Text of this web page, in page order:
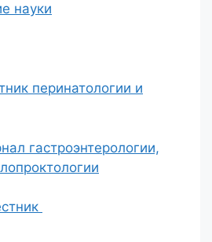
науки
перинатологии и
гастроэнтерологии,